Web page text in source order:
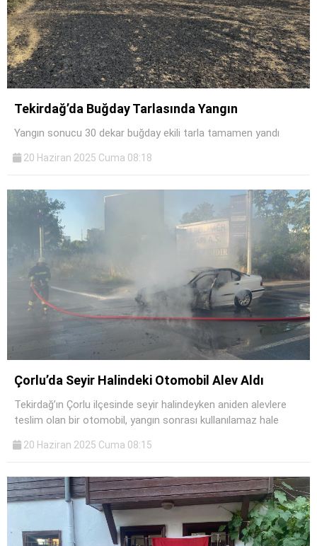
Tekirdağ’da Buğday Tarlasında Yangın
Yangın sonucu 30 dekar buğday ekili tarla tamamen yandı
20 Haziran 2025 Cuma 08:18
Çorlu’da Seyir Halindeki Otomobil Alev Aldı
Tekirdağ’ın Çorlu ilçesinde seyir halindeyken aniden alevlere
teslim olan bir otomobil, yangın sonrası kullanılamaz hale
20 Haziran 2025 Cuma 08:15